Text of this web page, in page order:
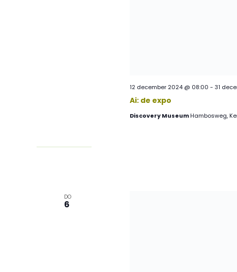
Ai: de expo
12 december 2024 @ 08:00 - 31
Discovery Museum Hambosweg,
DO
6